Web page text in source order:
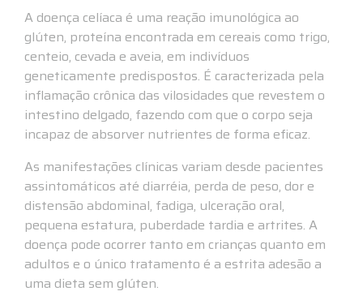
A doença celíaca é uma reação imunológica ao
glúten, proteína encontrada em cereais como trigo,
centeio, cevada e aveia, em indivíduos
geneticamente predispostos. É caracterizada pela
inflamação crônica das vilosidades que revestem o
intestino delgado, fazendo com que o corpo seja
incapaz de absorver nutrientes de forma eficaz.
As manifestações clínicas variam desde pacientes
assintomáticos até diarréia, perda de peso, dor e
distensão abdominal, fadiga, ulceração oral,
pequena estatura, puberdade tardia e artrites. A
doença pode ocorrer tanto em crianças quanto em
adultos e o único tratamento é a estrita adesão a
uma dieta sem glúten.